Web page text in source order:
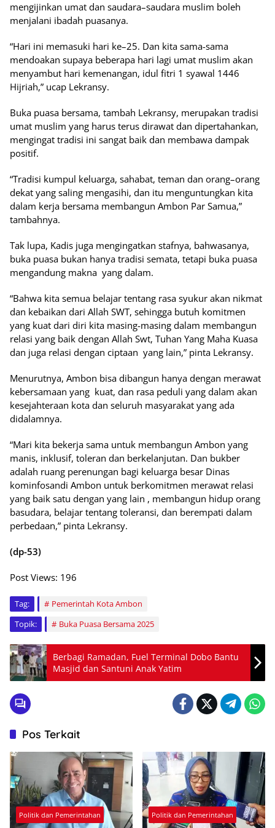
mengijinkan umat dan saudara–saudara muslim boleh
menjalani ibadah puasanya.
“Hari ini memasuki hari ke–25. Dan kita sama-sama
mendoakan supaya beberapa hari lagi umat muslim akan
menyambut hari kemenangan, idul fitri 1 syawal 1446
Hijriah,” ucap Lekransy.
Buka puasa bersama, tambah Lekransy, merupakan tradisi
umat muslim yang harus terus dirawat dan dipertahankan,
mengingat tradisi ini sangat baik dan membawa dampak
positif.
“Tradisi kumpul keluarga, sahabat, teman dan orang–orang
dekat yang saling mengasihi, dan itu menguntungkan kita
dalam kerja bersama membangun Ambon Par Samua,”
tambahnya.
Tak lupa, Kadis juga mengingatkan stafnya, bahwasanya,
buka puasa bukan hanya tradisi semata, tetapi buka puasa
mengandung makna yang dalam.
“Bahwa kita semua belajar tentang rasa syukur akan nikmat
dan kebaikan dari Allah SWT, sehingga butuh komitmen
yang kuat dari diri kita masing-masing dalam membangun
relasi yang baik dengan Allah Swt, Tuhan Yang Maha Kuasa
dan juga relasi dengan ciptaan yang lain,” pinta Lekransy.
Menurutnya, Ambon bisa dibangun hanya dengan merawat
kebersamaan yang kuat, dan rasa peduli yang dalam akan
kesejahteraan kota dan seluruh masyarakat yang ada
didalamnya.
“Mari kita bekerja sama untuk membangun Ambon yang
manis, inklusif, toleran dan berkelanjutan. Dan bukber
adalah ruang perenungan bagi keluarga besar Dinas
kominfosandi Ambon untuk berkomitmen merawat relasi
yang baik satu dengan yang lain , membangun hidup orang
basudara, belajar tentang toleransi, dan berempati dalam
perbedaan,” pinta Lekransy.
(dp-53)
Post Views: 196
Tag:
Pemerintah Kota Ambon
Topik:
Buka Puasa Bersama 2025
Berbagi Ramadan, Fuel Terminal Dobo Bantu
Masjid dan Santuni Anak Yatim
Pos Terkait
Politik dan Pemerintahan Politik dan Pemerintahan